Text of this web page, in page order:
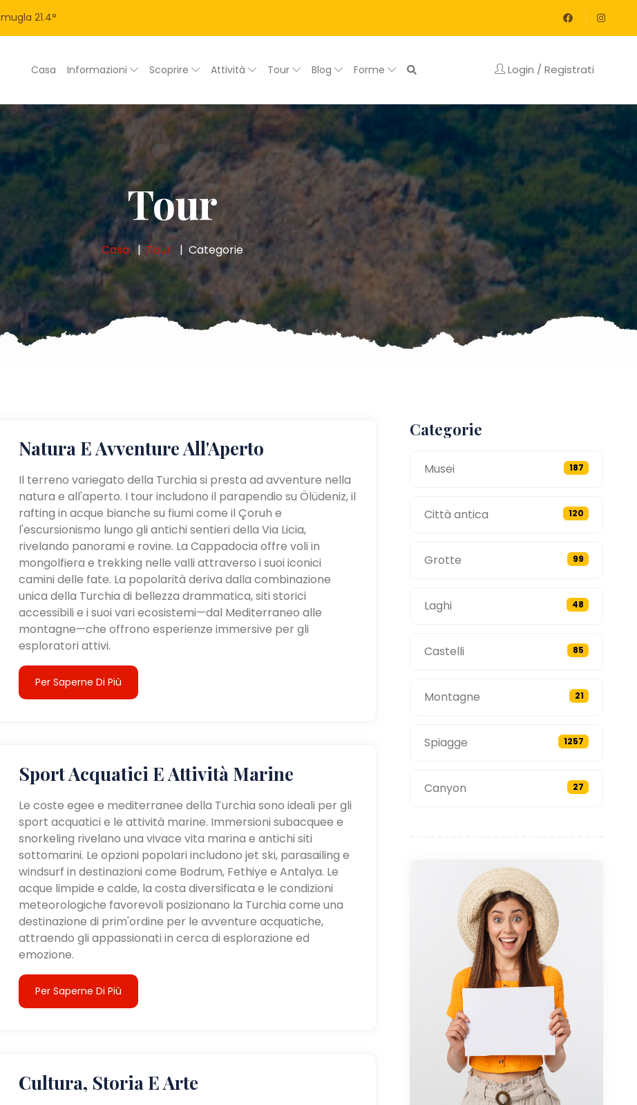
mugla 21.4°
Casa Informazioni Scoprire Attività Tour Blog Forme Login / Registrati
Tour
Casa Tour Categorie
Natura E Avventure All'Aperto
Il terreno variegato della Turchia si presta ad avventure nella
natura e all'aperto. I tour includono il parapendio su Ölüdeniz, il
rafting in acque bianche su fiumi come il Çoruh e
l'escursionismo lungo gli antichi sentieri della Via Licia,
rivelando panorami e rovine. La Cappadocia offre voli in
mongolfiera e trekking nelle valli attraverso i suoi iconici
camini delle fate. La popolarità deriva dalla combinazione
unica della Turchia di bellezza drammatica, siti storici
accessibili e i suoi vari ecosistemi—dal Mediterraneo alle
montagne—che offrono esperienze immersive per gli
esploratori attivi.
Per Saperne Di Più
Sport Acquatici E Attività Marine
Le coste egee e mediterranee della Turchia sono ideali per gli
sport acquatici e le attività marine. Immersioni subacquee e
snorkeling rivelano una vivace vita marina e antichi siti
sottomarini. Le opzioni popolari includono jet ski, parasailing e
windsurf in destinazioni come Bodrum, Fethiye e Antalya. Le
acque limpide e calde, la costa diversificata e le condizioni
meteorologiche favorevoli posizionano la Turchia come una
destinazione di prim'ordine per le avventure acquatiche,
attraendo gli appassionati in cerca di esplorazione ed
emozione.
Per Saperne Di Più
Cultura, Storia E Arte
Categorie
Musei 187
Città antica 120
Grotte 99
Laghi 48
Castelli 85
Montagne 21
Spiagge 1257
Canyon 27